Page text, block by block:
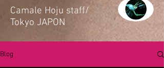
​Camale Hoju staff/
Tokyo JAPON
Blog